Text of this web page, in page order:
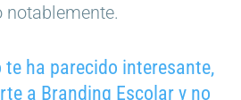
notablemente.
te ha parecido interesante,
a Branding Escolar y no